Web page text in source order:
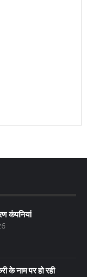
कंपनियां
के नाम पर हो रही